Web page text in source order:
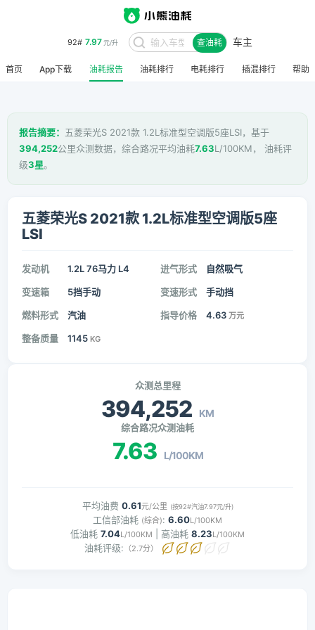
92# 7.97元/升 查油耗 车主
首页 App下载 油耗报告 油耗排行 电耗排行 插混排行 帮助
报告摘要： 五菱荣光S 2021款 1.2L标准型空调版5座LSI，基于
394,252公里众测数据，综合路况平均油耗7.63L/100KM， 油耗评
级3星。
五菱荣光S 2021款 1.2L标准型空调版5座
LSI
发动机 1.2L 76马力 L4 进气形式 自然吸气
变速箱 5挡手动 变速形式 手动挡
燃料形式 汽油 指导价格 4.63 万元
整备质量 1145 KG
众测总里程
394,252 KM
综合路况众测油耗
7.63 L/100KM
平均油费 0.61元/公里 (按92#汽油7.97元/升)
工信部油耗 (综合): 6.60L/100KM
低油耗 7.04L/100KM | 高油耗 8.23L/100KM
油耗评级: （2.7分）